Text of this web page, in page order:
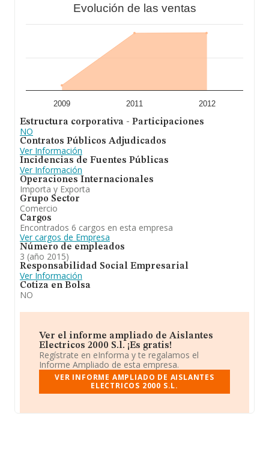
Evolución de las ventas
2009 2011 2012
Estructura corporativa - Participaciones
NO
Contratos Públicos Adjudicados
Ver Información
Incidencias de Fuentes Públicas
Ver Información
Operaciones Internacionales
Importa y Exporta
Grupo Sector
Comercio
Cargos
Encontrados 6 cargos en esta empresa
Ver cargos de Empresa
Número de empleados
3 (año 2015)
Responsabilidad Social Empresarial
Ver Información
Cotiza en Bolsa
NO
Ver el informe ampliado de Aislantes
Electricos 2000 S.l. ¡Es gratis!
Regístrate en eInforma y te regalamos el
Informe Ampliado de esta empresa.
VER INFORME AMPLIADO DE AISLANTES
ELECTRICOS 2000 S.L.